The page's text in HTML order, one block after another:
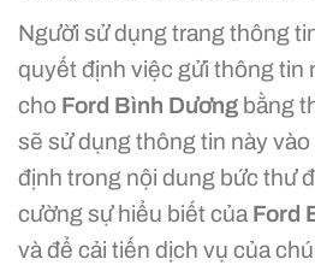
Người sử dụng trang thông
quyết định việc gửi thông tin
cho Ford Bình Dương bằng
sẽ sử dụng thông tin này
định trong nội dung bức thư
cường sự hiểu biết củaFord
và để cải tiến dịch vụ của